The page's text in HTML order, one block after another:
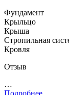
Фундамент
Крыльцо
Крыша
Стропильная
Кровля
Отзыв
…
Подробнее